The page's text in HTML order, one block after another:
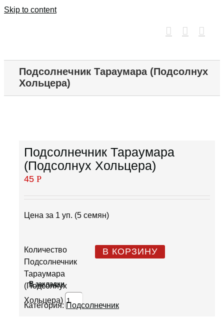
Skip to content
Подсолнечник Тараумара (Подсолнух
Хольцера)
Подсолнечник Тараумара
(Подсолнух Хольцера)
45 Р
Цена за 1 уп. (5 семян)
Количество
Подсолнечник
Тараумара
(Подсолнух
Хольцера)
В КОРЗИНУ
В закладки
Категория:Подсолнечник